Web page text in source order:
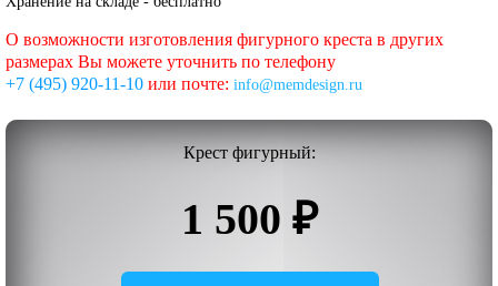
О возможности изготовления фигурного креста в других
размерах Вы можете уточнить по телефону
+7 (495) 920-11-10 или почте: info@memdesign.ru
Крест фигурный:
1 500 ₽